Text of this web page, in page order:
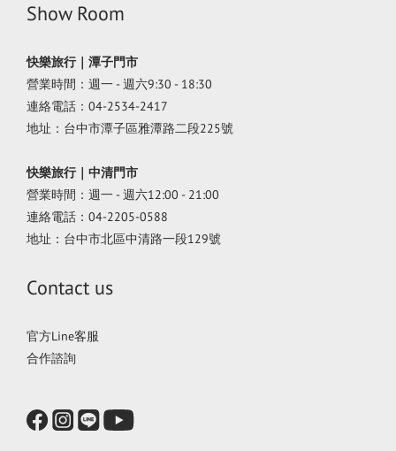
Show Room
快樂旅行｜潭子門市
營業時間：週一 - 週六9:30 - 18:30
連絡電話：04-2534-2417
地址：台中市潭子區雅潭路二段225號
快樂旅行｜中清門市
營業時間：週一 - 週六12:00 - 21:00
連絡電話：04-2205-0588
地址：台中市北區中清路一段129號
Contact us
官方Line客服
合作諮詢